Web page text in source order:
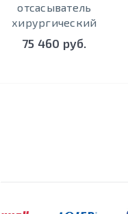
отсасыватель
хирургический
75 460 руб.